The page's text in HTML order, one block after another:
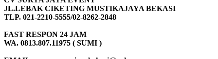
JL.LEBAK CIKETING MUSTIKAJAYA BEKASI
TLP. 021-2210-5555/02-8262-2848
FAST RESPON 24 JAM
WA. 0813.807.11975 ( SUMI )